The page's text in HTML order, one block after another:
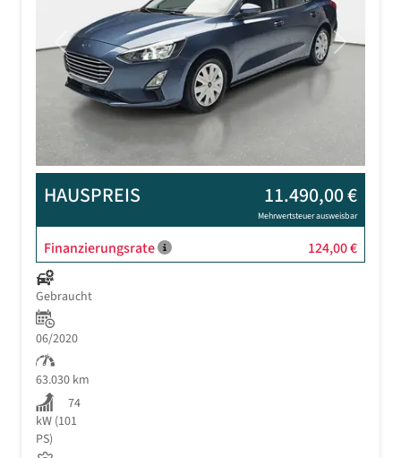
Previous Next
HAUSPREIS 11.490,00 €
Mehrwertsteuer ausweisbar
Finanzierungsrate 124,00 €
Gebraucht
06/2020
63.030 km
74
kW (101
PS)